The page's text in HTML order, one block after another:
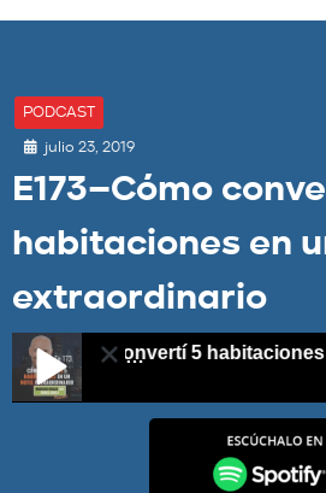
PODCAST
julio 23, 2019
E173–Cómo
habitaciones en
extraordinario
convertí 5 habitaciones en
E173–Cómo convertí 5